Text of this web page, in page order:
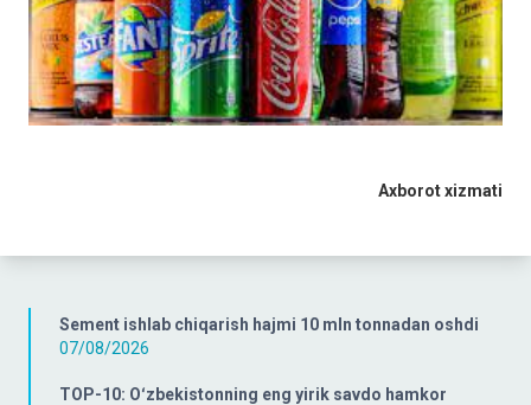
Sement ishlab chiqarish hajmi 10 mln tonnadan oshdi
07/08/2026
TOP-10: Oʻzbekistonning eng yirik savdo hamkor
Axborot xizmati